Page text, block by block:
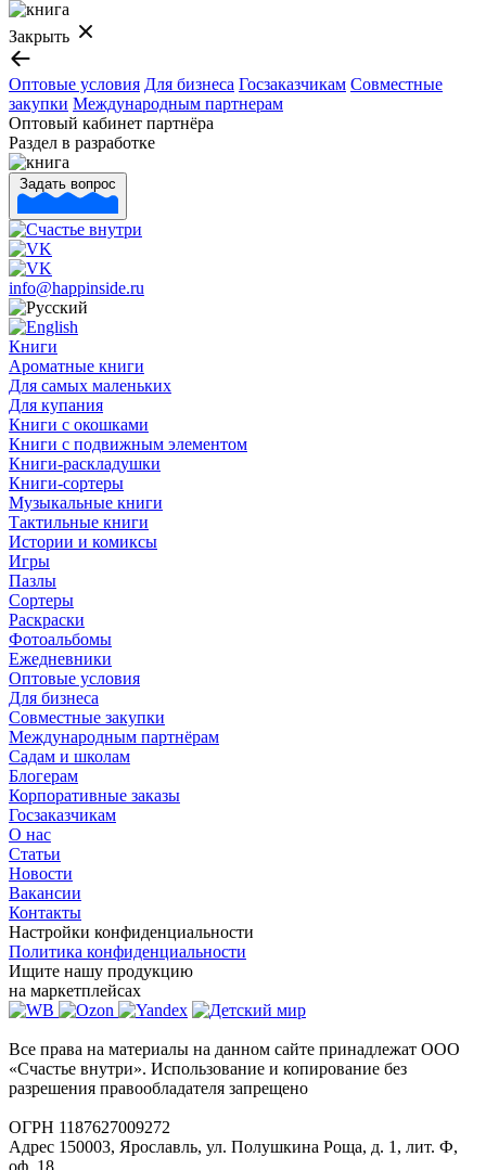
Закрыть
Оптовые условия Для бизнеса Госзаказчикам Совместные
закупки Международным партнерам
Оптовый кабинет партнёра
Раздел в разработке
Задать вопрос
info@happinside.ru
Книги
Ароматные книги
Для самых маленьких
Для купания
Книги с окошками
Книги с подвижным элементом
Книги-раскладушки
Книги-сортеры
Музыкальные книги
Тактильные книги
Истории и комиксы
Игры
Пазлы
Сортеры
Раскраски
Фотоальбомы
Ежедневники
Оптовые условия
Для бизнеса
Совместные закупки
Международным партнёрам
Садам и школам
Блогерам
Корпоративные заказы
Госзаказчикам
О нас
Статьи
Новости
Вакансии
Контакты
Настройки конфиденциальности
Политика конфиденциальности
Ищите нашу продукцию
на маркетплейсах
Все права на материалы на данном сайте принадлежат ООО
«Счастье внутри». Использование и копирование без
разрешения правообладателя запрещено
ОГРН 1187627009272
Адрес 150003, Ярославль, ул. Полушкина Роща, д. 1, лит. Ф,